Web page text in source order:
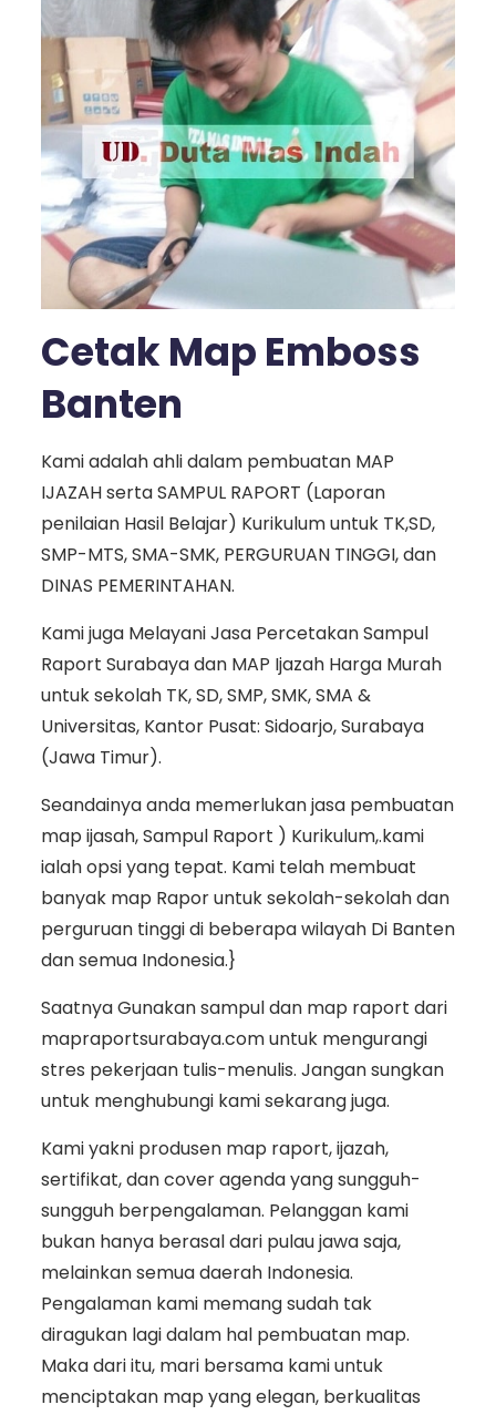
Cetak Map Emboss
Banten
Kami adalah ahli dalam pembuatan MAP
IJAZAH serta SAMPUL RAPORT (Laporan
penilaian Hasil Belajar) Kurikulum untuk TK,SD,
SMP-MTS, SMA-SMK, PERGURUAN TINGGI, dan
DINAS PEMERINTAHAN.
Kami juga Melayani Jasa Percetakan Sampul
Raport Surabaya dan MAP Ijazah Harga Murah
untuk sekolah TK, SD, SMP, SMK, SMA &
Universitas, Kantor Pusat: Sidoarjo, Surabaya
(Jawa Timur).
Seandainya anda memerlukan jasa pembuatan
map ijasah, Sampul Raport ) Kurikulum,.kami
ialah opsi yang tepat. Kami telah membuat
banyak map Rapor untuk sekolah-sekolah dan
perguruan tinggi di beberapa wilayah Di Banten
dan semua Indonesia.}
Saatnya Gunakan sampul dan map raport dari
mapraportsurabaya.com untuk mengurangi
stres pekerjaan tulis-menulis. Jangan sungkan
untuk menghubungi kami sekarang juga.
Kami yakni produsen map raport, ijazah,
sertifikat, dan cover agenda yang sungguh-
sungguh berpengalaman. Pelanggan kami
bukan hanya berasal dari pulau jawa saja,
melainkan semua daerah Indonesia.
Pengalaman kami memang sudah tak
diragukan lagi dalam hal pembuatan map.
Maka dari itu, mari bersama kami untuk
menciptakan map yang elegan, berkualitas